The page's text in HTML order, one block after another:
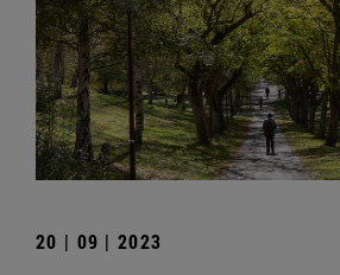
20 | 09 | 2023